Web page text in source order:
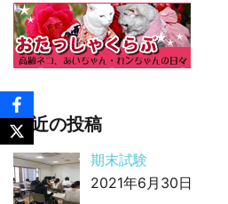
最近の投稿
期末試験
2021年6月30日